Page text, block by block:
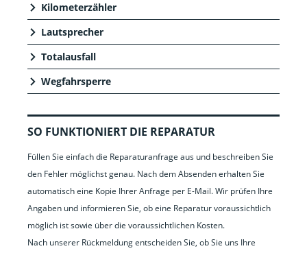
Kilometerzähler
Lautsprecher
Totalausfall
Wegfahrsperre
SO FUNKTIONIERT DIE REPARATUR
Füllen Sie einfach die Reparaturanfrage aus und beschreiben Sie
den Fehler möglichst genau. Nach dem Absenden erhalten Sie
automatisch eine Kopie Ihrer Anfrage per E-Mail. Wir prüfen Ihre
Angaben und informieren Sie, ob eine Reparatur voraussichtlich
möglich ist sowie über die voraussichtlichen Kosten.
Nach unserer Rückmeldung entscheiden Sie, ob Sie uns Ihre